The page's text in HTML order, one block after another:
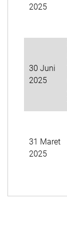
2025
30 Juni
2025
31 Maret
2025